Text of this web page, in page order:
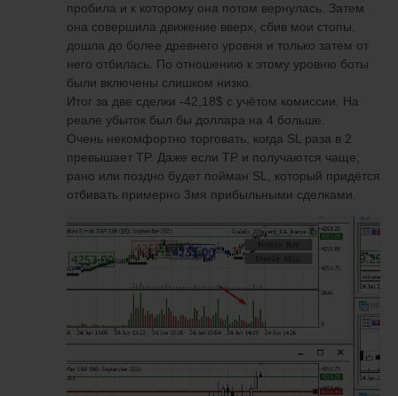
пробила и к которому она потом вернулась. Затем
она совершила движение вверх, сбив мои стопы,
дошла до более древнего уровня и только затем от
него отбилась. По отношению к этому уровню боты
были включены слишком низко.
Итог за две сделки -42,18$ с учётом комиссии. На
реале убыток был бы доллара на 4 больше.
Очень некомфортно торговать, когда SL раза в 2
превышает TP. Даже если TP и получаются чаще,
рано или поздно будет пойман SL, который придётся
отбивать примерно 3мя прибыльными сделками.